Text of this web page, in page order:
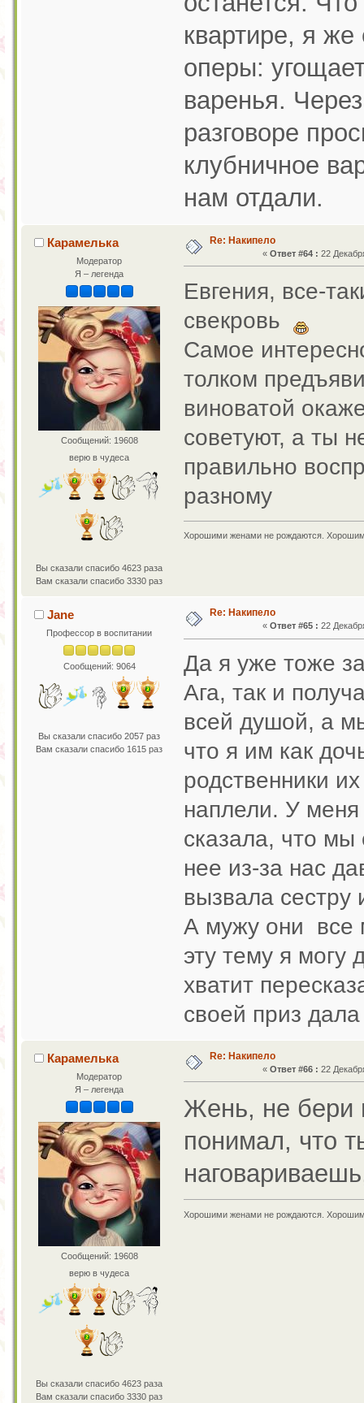
квартире, я
оперы:
варенья.
разговоре
клубничное
нам отдали.
Карамелька
Модератор
Я – легенда
Сообщений: 19608
верю в чудеса
Вы сказали спасибо 4623 раза
Вам сказали спасибо 3330 раз
Re: Накипело
« Ответ #64 : 22
Евгения, все-
свекровь
Самое
толком
виноватой
советуют, а ты
правильно
разному
Хорошими женами не рождаются.
Jane
Профессор в воспитании
Сообщений: 9064
Вы сказали спасибо 2057 раз
Вам сказали спасибо 1615 раз
Re: Накипело
« Ответ #65 : 22
Да я уже тоже
Ага, так и
всей душой, а
что я им как
родственники
наплели. У
сказала, что
нее из-за нас
вызвала сестру
А мужу они все
эту тему я могу
хватит
своей приз
Карамелька
Модератор
Я – легенда
Сообщений: 19608
верю в чудеса
Вы сказали спасибо 4623 раза
Вам сказали спасибо 3330 раз
Re: Накипело
« Ответ #66 : 22
Жень, не бери
понимал, что
Хорошими женами не рождаются.